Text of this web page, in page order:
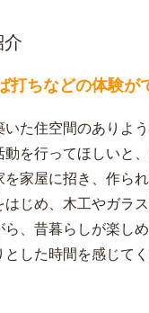
介
打ちなどの体験が
た住空間のありよ
を行ってほしいと
を家屋に招き、作ら
じめ、木工やガラ
ら、昔暮らしが楽し
した時間を感じてく